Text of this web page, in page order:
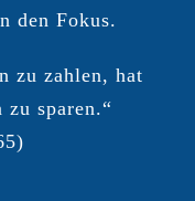
den Fokus.
zu zahlen, hat
zu sparen.“